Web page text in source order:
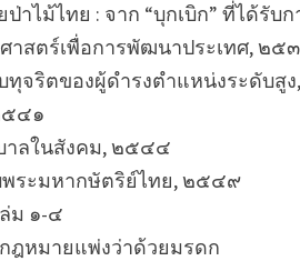
ไทย : จาก “บุกเบิก” ที่ได้รับก
ตร์เพื่อการพัฒนาประเทศ, ๒๕
ริตของผู้ดำรงตำแหน่งระดับสู
๔๑
ลในสังคม, ๒๕๔๔
ะมหากษัตริย์ไทย, ๒๕๔๙
ม ๑-๔
หมายแพ่งว่าด้วยมรดก